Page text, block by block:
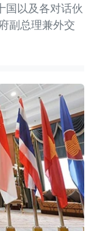
国以及各对话伙
副总理兼外交